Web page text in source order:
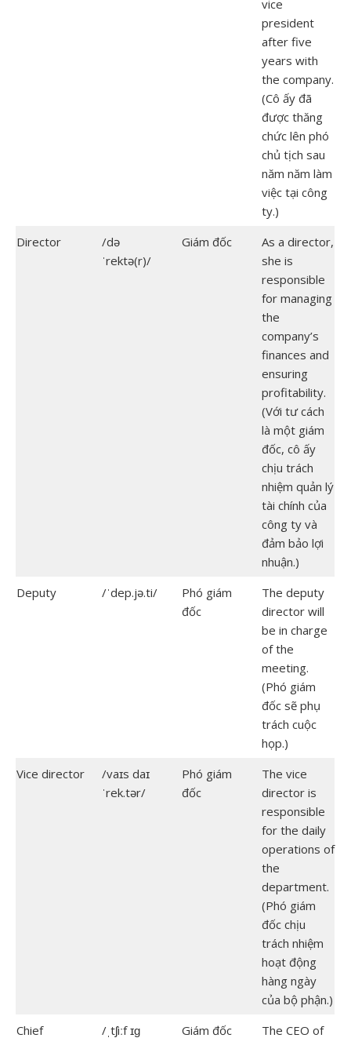
vice
president
after five
years with
the company.
(Cô ấy đã
được thăng
chức lên phó
chủ tịch sau
năm năm làm
việc tại công
ty.)
Director
/də
ˈrektə(r)/
Giám đốc
As a director,
she is
responsible
for managing
the
company’s
finances and
ensuring
profitability.
(Với tư cách
là một giám
đốc, cô ấy
chịu trách
nhiệm quản lý
tài chính của
công ty và
đảm bảo lợi
nhuận.)
Deputy
/ˈdep.jə.ti/
Phó giám
đốc
The deputy
director will
be in charge
of the
meeting.
(Phó giám
đốc sẽ phụ
trách cuộc
họp.)
Vice director
/vaɪs daɪ
ˈrek.tər/
Phó giám
đốc
The vice
director is
responsible
for the daily
operations of
the
department.
(Phó giám
đốc chịu
trách nhiệm
hoạt động
hàng ngày
của bộ phận.)
Chief
/ˌtʃiːf ɪɡ
Giám đốc
The CEO of